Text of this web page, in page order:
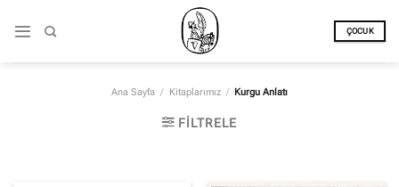
atla
ÇOCUK
Ana Sayfa / Kitaplarımız / Kurgu Anlatı
FILTRELE